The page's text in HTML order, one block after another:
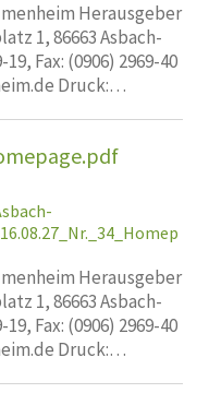
Herausgeber
1, 86663 Asbach-
Fax: (0906) 2969-40
Druck:…
Herausgeber
1, 86663 Asbach-
Fax: (0906) 2969-40
Druck:…